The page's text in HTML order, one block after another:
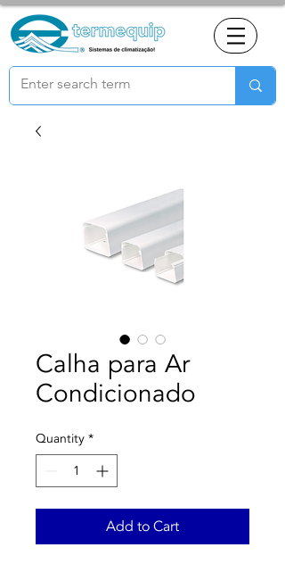
Calha para Ar
Condicionado
Quantity *
Add to Cart